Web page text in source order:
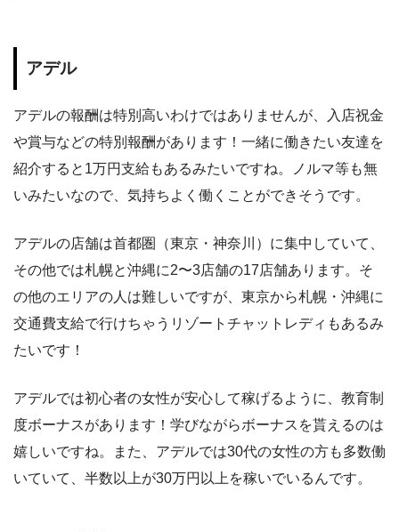
アデル
アデルの報酬は特別高いわけではありませんが、入店祝金
や賞与などの特別報酬があります！一緒に働きたい友達を
紹介すると1万円支給もあるみたいですね。ノルマ等も無
いみたいなので、気持ちよく働くことができそうです。
アデルの店舗は首都圏（東京・神奈川）に集中していて、
その他では札幌と沖縄に2〜3店舗の17店舗あります。そ
の他のエリアの人は難しいですが、東京から札幌・沖縄に
交通費支給で行けちゃうリゾートチャットレディもあるみ
たいです！
アデルでは初心者の女性が安心して稼げるように、教育制
度ボーナスがあります！学びながらボーナスを貰えるのは
嬉しいですね。また、アデルでは30代の女性の方も多数働
いていて、半数以上が30万円以上を稼いでいるんです。